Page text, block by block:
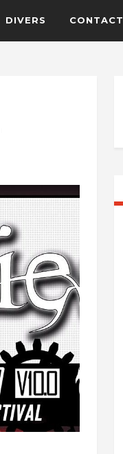
DIVERS CONTACT